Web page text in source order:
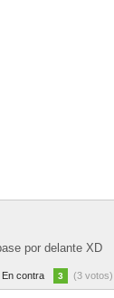
por delante XD
En contra 3 (3 votos)